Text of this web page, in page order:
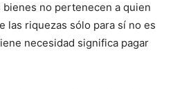
no perte­necen a quien
las ri­quezas sólo para sí no es
necesidad significa pagar